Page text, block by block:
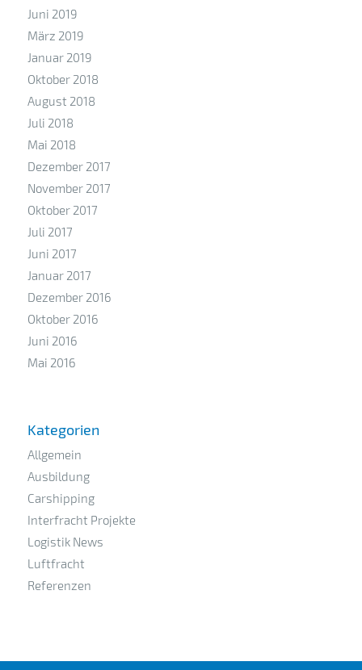
Juni 2019
März 2019
Januar 2019
Oktober 2018
August 2018
Juli 2018
Mai 2018
Dezember 2017
November 2017
Oktober 2017
Juli 2017
Juni 2017
Januar 2017
Dezember 2016
Oktober 2016
Juni 2016
Mai 2016
Kategorien
Allgemein
Ausbildung
Carshipping
Interfracht Projekte
Logistik News
Luftfracht
Referenzen